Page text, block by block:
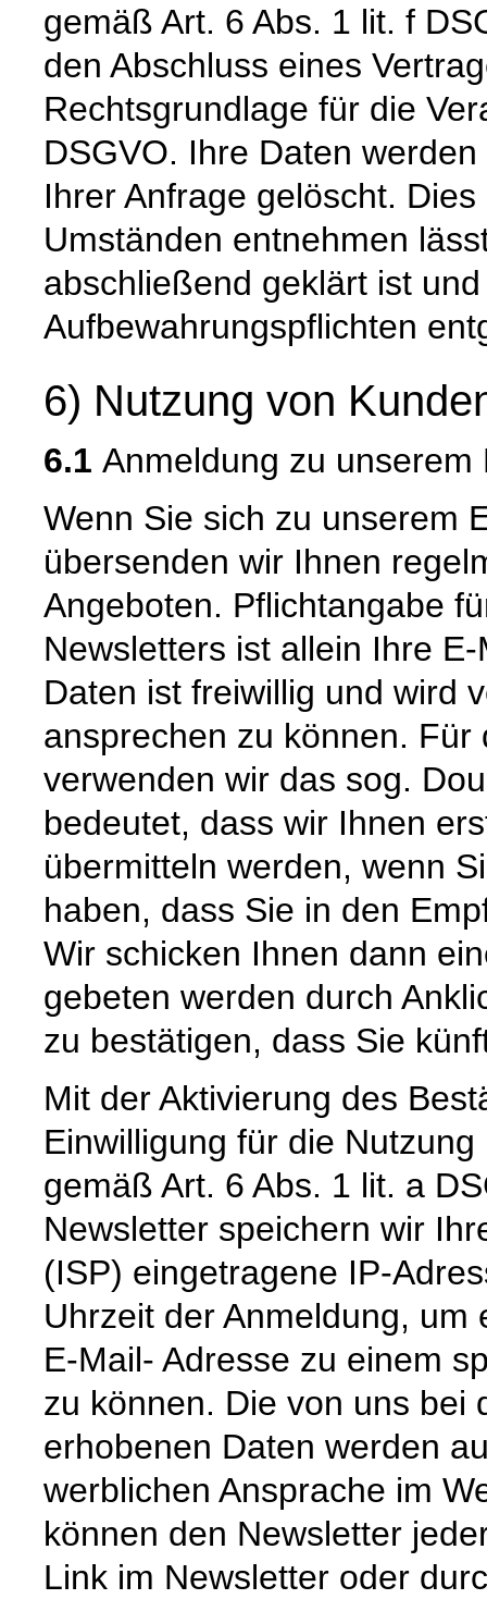
gemäß Art. 6 Abs. 1 lit. f
den Abschluss eines
Rechtsgrundlage für die
DSGVO. Ihre Daten
Ihrer Anfrage gelöscht.
Umständen entnehmen
abschließend geklärt ist
Aufbewahrungspflichten
6) Nutzung von
6.1 Anmeldung zu unserem
Wenn Sie sich zu unserem
übersenden wir Ihnen
Angeboten. Pflichtangabe
Newsletters ist allein Ihre
Daten ist freiwillig und wird
ansprechen zu können.
verwenden wir das sog.
bedeutet, dass wir Ihnen
übermitteln werden, wenn
haben, dass Sie in den
Wir schicken Ihnen dann
gebeten werden durch
zu bestätigen, dass Sie
Mit der Aktivierung des
Einwilligung für die
gemäß Art. 6 Abs. 1 lit. a
Newsletter speichern wir
(ISP) eingetragene IP-
Uhrzeit der Anmeldung,
E-Mail- Adresse zu einem
zu können. Die von uns bei
erhobenen Daten werden
werblichen Ansprache im
können den Newsletter
Link im Newsletter oder